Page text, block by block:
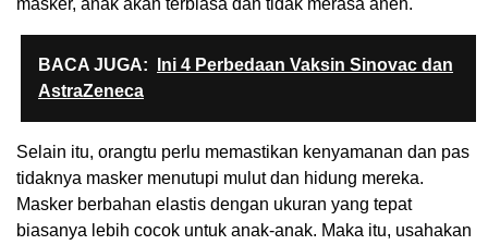
BACA JUGA:
Ini 4 Perbedaan Vaksin Sinovac dan
AstraZeneca
Selain itu, orangtu perlu memastikan kenyamanan dan pas
tidaknya masker menutupi mulut dan hidung mereka.
Masker berbahan elastis dengan ukuran yang tepat
biasanya lebih cocok untuk anak-anak. Maka itu, usahakan